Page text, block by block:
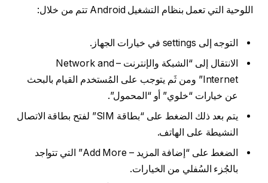
اللوحية التي تعمل بنظام التشغيل Android تتم من خلال:
التوجه إلى settings في خيارات الجهاز.
الانتقال إلى “الشبكة والإنترنت – Network and
Internet” ومن ثَم يتوجب على المُستخدم القيام بالبحث
عن خيارات “خلوي” أو “المحمول”.
يتم بعد ذلك الضغط على “بطاقة SIM” لفتح بطاقة الاتصال
النشيطة على الهاتف.
الضغط على “إضافة المزيد – Add More” التي تتواجد
بالجُزء السُفلي من الخيارات.